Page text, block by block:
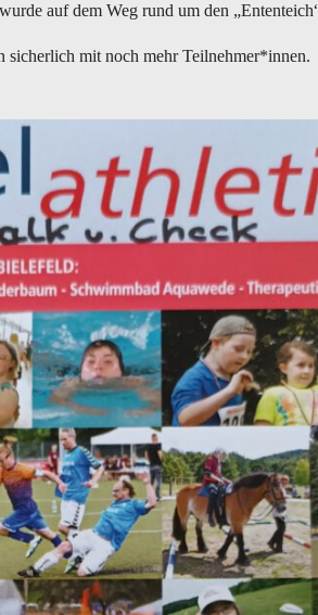
auf dem Weg rund um den
mit noch mehr Teilnehmer*innen.